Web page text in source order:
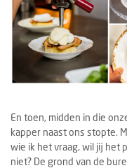
En toen, midden in die
kapper naast ons stopte.
wie ik het vraag, wil jij het
niet? De grond van de